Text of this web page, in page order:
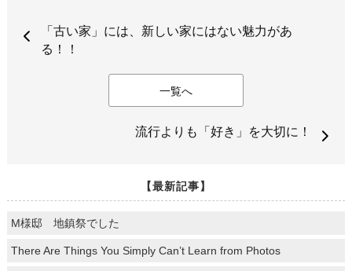
「古い家」には、新しい家にはない魅力があ
る！！
一覧へ
流行よりも「好き」を大切に！
【最新記事】
M様邸 地鎮祭でした
There Are Things You Simply Can’t Learn from Photos